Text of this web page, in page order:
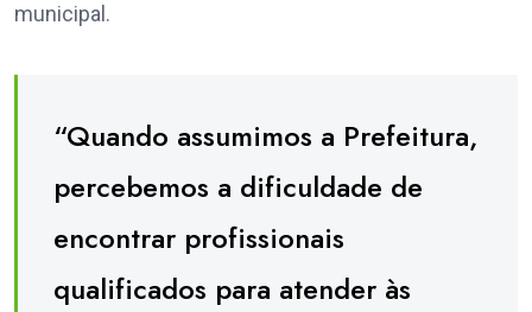
municipal.
“Quando assumimos a Prefeitura,
percebemos a dificuldade de
encontrar profissionais
qualificados para atender às